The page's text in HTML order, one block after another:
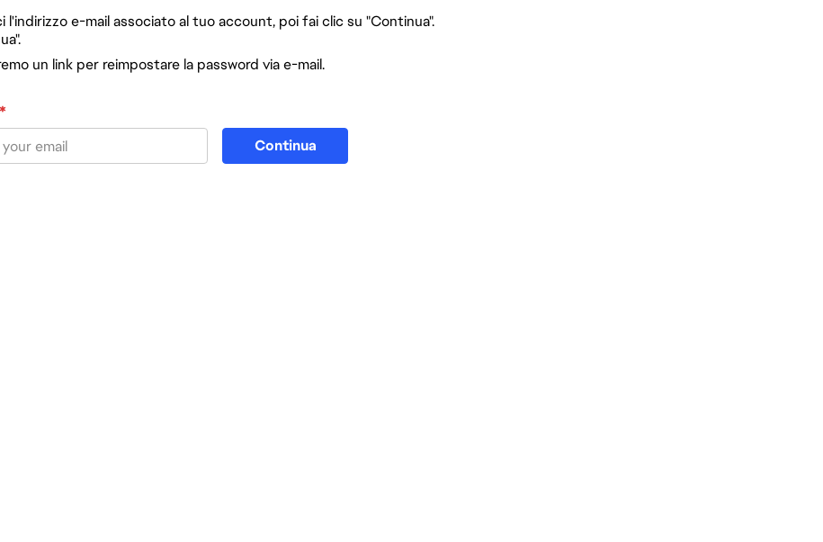
l'indirizzo e-mail associato al tuo account, poi fai clic su "Continua".
un link per reimpostare la password via e-mail.
la password col tuo indirizzo e-mail
*
Continua